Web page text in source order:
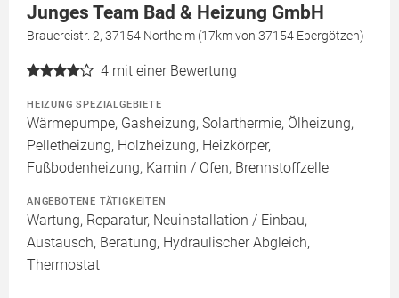
Junges Team Bad & Heizung GmbH
Brauereistr. 2, 37154 Northeim (17km von 37154 Ebergötzen)
4 mit einer Bewertung
HEIZUNG SPEZIALGEBIETE
Wärmepumpe, Gasheizung, Solarthermie, Ölheizung,
Pelletheizung, Holzheizung, Heizkörper,
Fußbodenheizung, Kamin / Ofen, Brennstoffzelle
ANGEBOTENE TÄTIGKEITEN
Wartung, Reparatur, Neuinstallation / Einbau,
Austausch, Beratung, Hydraulischer Abgleich,
Thermostat